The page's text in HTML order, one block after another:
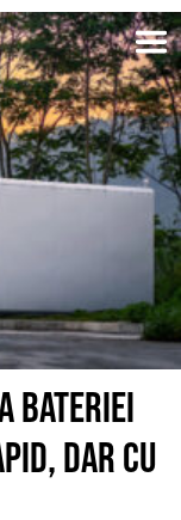
BATERIEI
DAR CU